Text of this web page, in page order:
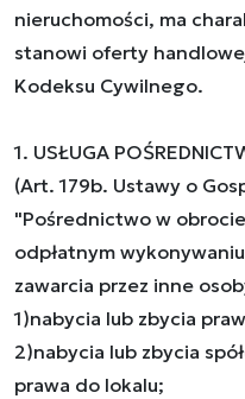
nieruchomości, ma
stanowi oferty
Kodeksu Cywilnego.
1. USŁUGA
(Art. 179b. Ustawy o
"Pośrednictwo w
odpłatnym
zawarcia przez inne
1)nabycia lub zbycia
2)nabycia lub zbycia
prawa do lokalu;